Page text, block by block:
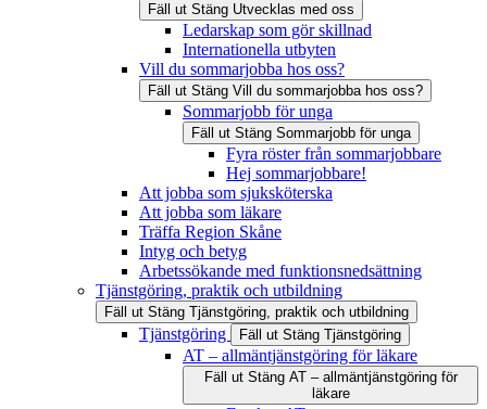
Fäll ut Stäng Utvecklas med oss
Ledarskap som gör skillnad
Internationella utbyten
Vill du sommarjobba hos oss?
Fäll ut Stäng Vill du sommarjobba hos oss?
Sommarjobb för unga
Fäll ut Stäng Sommarjobb för unga
Fyra röster från sommarjobbare
Hej sommarjobbare!
Att jobba som sjuksköterska
Att jobba som läkare
Träffa Region Skåne
Intyg och betyg
Arbetssökande med funktionsnedsättning
Tjänstgöring, praktik och utbildning
Fäll ut Stäng Tjänstgöring, praktik och utbildning
Tjänstgöring Fäll ut Stäng Tjänstgöring
AT – allmäntjänstgöring för läkare
Fäll ut Stäng AT – allmäntjänstgöring för
läkare